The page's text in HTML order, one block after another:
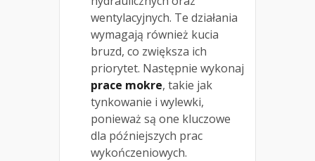
wentylacyjnych. Te działania
wymagają również kucia
bruzd, co zwiększa ich
priorytet. Następnie wykonaj
prace mokre, takie jak
tynkowanie i wylewki,
ponieważ są one kluczowe
dla późniejszych prac
wykończeniowych.